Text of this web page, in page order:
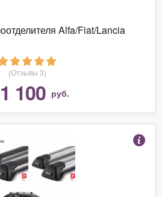
Alfa/Fiat/Lancia
(Отзывы 3)
1 100 руб.